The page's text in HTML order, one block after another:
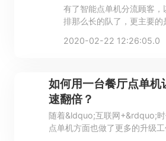
有了智能点单机分流顾客
排那么长的队了，更主要
2020-02-22 12:26:05.0
如何用一台餐厅点单机
速翻倍？
随着&ldquo;互联网+&rdquo;
点单机方面也做了更多的升级